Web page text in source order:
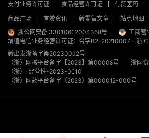
支付业务许可证
食品经营许可证 有赞医药
商品广场
有赞资讯 新零售文章 站点地图
浙公网安备 33010602004358号
工商营
增值电信业务经营许可证：合字B2-20210007 - 浙
新出发浙备字第20230002号
（浙）网械平台备字【2023】第00008号
浙网
（浙）-经营性-2023-0010
（浙）网药平台备字〔2023〕第000012-000号